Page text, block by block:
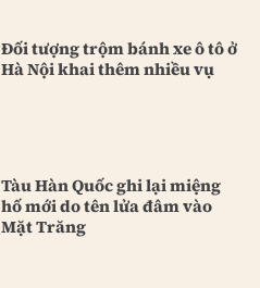
Đối tượng trộm bánh xe ô tô ở
Hà Nội khai thêm nhiều vụ
Tàu Hàn Quốc ghi lại miệng
hố mới do tên lửa đâm vào
Mặt Trăng